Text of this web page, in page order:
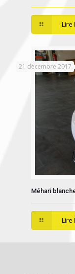
Lire
21 décembre 2017
Méhari
Lire